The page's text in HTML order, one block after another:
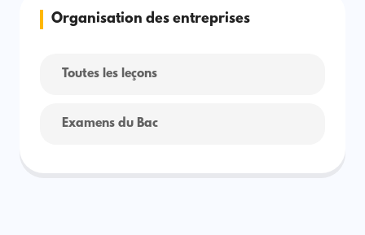
Organisation des entreprises
Toutes les leçons
Examens du Bac